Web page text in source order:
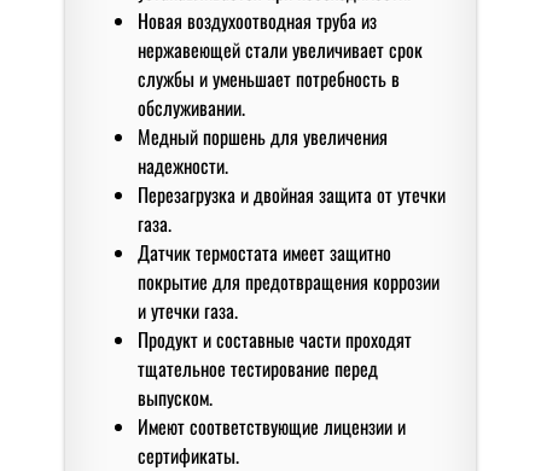
Новая воздухоотводная труба из
нержавеющей стали увеличивает срок
службы и уменьшает потребность в
обслуживании.
Медный поршень для увеличения
надежности.
Перезагрузка и двойная защита от утечки
газа.
Датчик термостата имеет защитно
покрытие для предотвращения коррозии
и утечки газа.
Продукт и составные части проходят
тщательное тестирование перед
выпуском.
Имеют соответствующие лицензии и
сертификаты.